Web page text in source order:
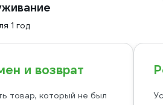
1 год
и возврат
товар, который не был